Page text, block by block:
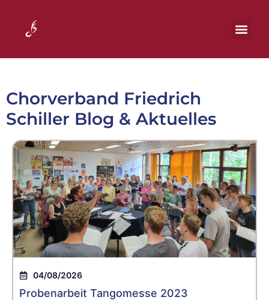
Chorverband Friedrich
Schiller Blog & Aktuelles
04/08/2026
Probenarbeit Tangomesse 2023